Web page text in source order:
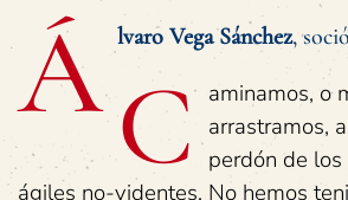
Á lvaro Vega Sánchez,
C
aminamos, o
arrastramos,
perdón de
ágiles no-videntes. No hemos